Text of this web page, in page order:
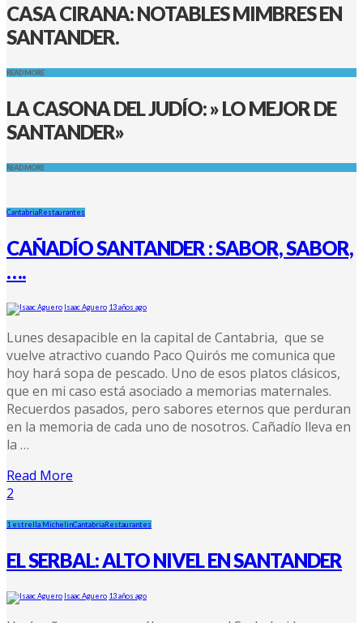
CASA CIRANA: NOTABLES MIMBRES EN
SANTANDER.
READ MORE
LA CASONA DEL JUDÍO: » LO MEJOR DE
SANTANDER»
READ MORE
CantabriaRestaurantes
CAÑADÍO SANTANDER : SABOR, SABOR,
….
Isaac Aguero 13 años ago
Lunes desapacible en la capital de Cantabria, que se
vuelve atractivo cuando Paco Quirós me comunica que
hoy hará sopa de pescado. Uno de esos platos clásicos,
que en mi caso está asociado a memorias maternales.
Recuerdos pasados, pero sabores eternos que perduran
en la memoria de cada uno de nosotros. Cañadío lleva en
la …
Read More
2
1 estrella MichelinCantabriaRestaurantes
EL SERBAL: ALTO NIVEL EN SANTANDER
Isaac Aguero 13 años ago